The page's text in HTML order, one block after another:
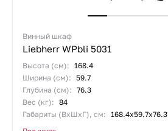
Винный шкаф
Liebherr WPbli 5031
Высота (см): 168.4
Ширина (см): 59.7
Глубина (см): 76.3
Вес (кг): 84
Габариты (ВхШхГ), см: 168.4х59.7х76.3